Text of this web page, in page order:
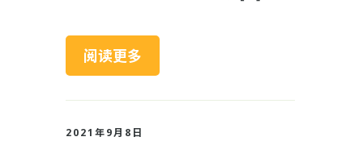
阅读更多
2021年9月8日